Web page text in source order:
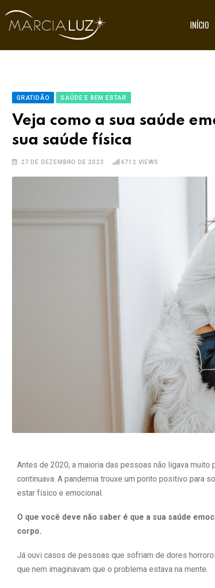
INÍCIO
GRATIDÃO SAÚDE E BEM ESTAR
Veja como a sua saúde
sua saúde física
27 DE DEZEMBRO DE 2023 6712 VIEWS
Antes de 2020, a maioria das pessoas não ligava
continuava. A pandemia trouxe um ponto positivo para
estar físico e emocional.
O que você deve não saber é que a sua saúde
corpo.
Já ouvi casos de pessoas que sofriam de dores
que nem imaginavam que o problema estava na mente.